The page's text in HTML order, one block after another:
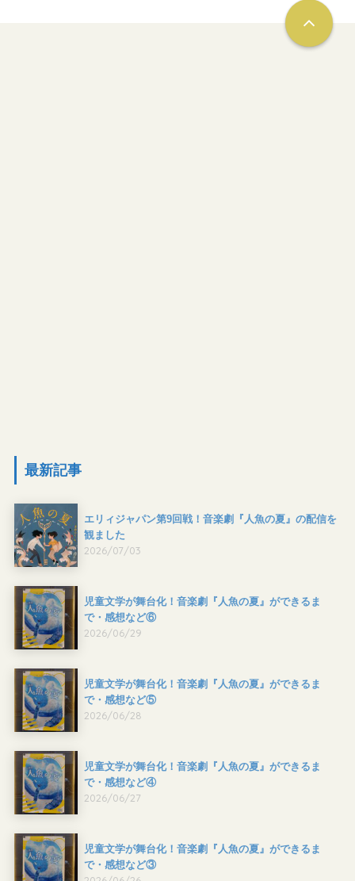
最新記事
エリィジャパン第9回戦！音楽劇『人魚の夏』の配信を
観ました
2026/07/03
児童文学が舞台化！音楽劇『人魚の夏』ができるま
で・感想など⑥
2026/06/29
児童文学が舞台化！音楽劇『人魚の夏』ができるま
で・感想など⑤
2026/06/28
児童文学が舞台化！音楽劇『人魚の夏』ができるま
で・感想など④
2026/06/27
児童文学が舞台化！音楽劇『人魚の夏』ができるま
で・感想など③